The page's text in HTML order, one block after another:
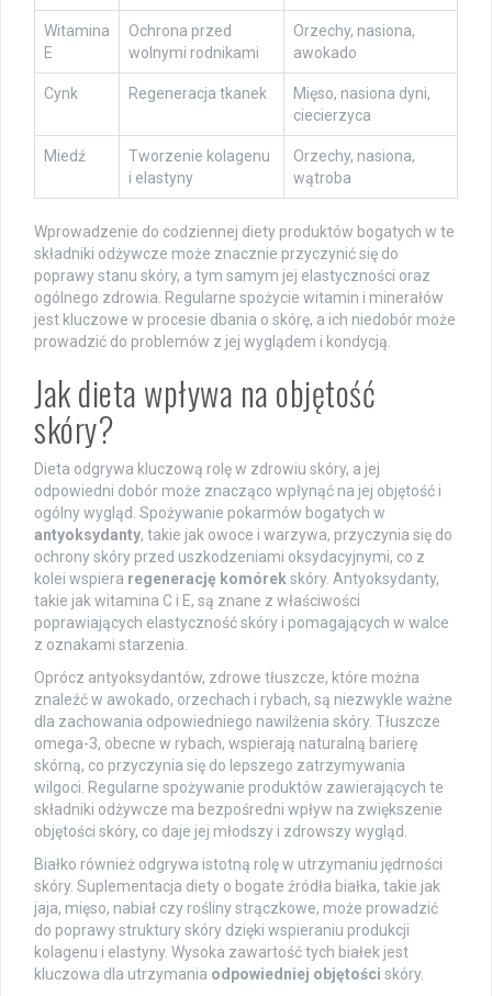
Witamina
E
Ochrona przed
wolnymi rodnikami
Orzechy, nasiona,
awokado
Cynk Regeneracja tkanek
Mięso, nasiona dyni,
ciecierzyca
Miedź
Tworzenie kolagenu
i elastyny
Orzechy, nasiona,
wątroba
Wprowadzenie do codziennej diety produktów bogatych w te
składniki odżywcze może znacznie przyczynić się do
poprawy stanu skóry, a tym samym jej elastyczności oraz
ogólnego zdrowia. Regularne spożycie witamin i minerałów
jest kluczowe w procesie dbania o skórę, a ich niedobór może
prowadzić do problemów z jej wyglądem i kondycją.
Jak dieta wpływa na objętość
skóry?
Dieta odgrywa kluczową rolę w zdrowiu skóry, a jej
odpowiedni dobór może znacząco wpłynąć na jej objętość i
ogólny wygląd. Spożywanie pokarmów bogatych w
antyoksydanty, takie jak owoce i warzywa, przyczynia się do
ochrony skóry przed uszkodzeniami oksydacyjnymi, co z
kolei wspiera regenerację komórekskóry. Antyoksydanty,
takie jak witamina C i E, są znane z właściwości
poprawiających elastyczność skóry i pomagających w walce
z oznakami starzenia.
Oprócz antyoksydantów, zdrowe tłuszcze, które można
znaleźć w awokado, orzechach i rybach, są niezwykle ważne
dla zachowania odpowiedniego nawilżenia skóry. Tłuszcze
omega-3, obecne w rybach, wspierają naturalną barierę
skórną, co przyczynia się do lepszego zatrzymywania
wilgoci. Regularne spożywanie produktów zawierających te
składniki odżywcze ma bezpośredni wpływ na zwiększenie
objętości skóry, co daje jej młodszy i zdrowszy wygląd.
Białko również odgrywa istotną rolę w utrzymaniu jędrności
skóry. Suplementacja diety o bogate źródła białka, takie jak
jaja, mięso, nabiał czy rośliny strączkowe, może prowadzić
do poprawy struktury skóry dzięki wspieraniu produkcji
kolagenu i elastyny. Wysoka zawartość tych białek jest
kluczowa dla utrzymania odpowiedniej objętości skóry.